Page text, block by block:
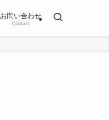
お問い合わせ
Contact